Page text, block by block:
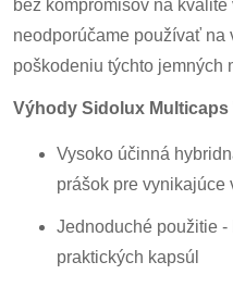
bez kompromisov na
neodporúčame používať na
poškodeniu týchto jemných
Výhody Sidolux Multicaps
Vysoko účinná
prášok pre vynikajúce
Jednoduché použitie
praktických kapsúl